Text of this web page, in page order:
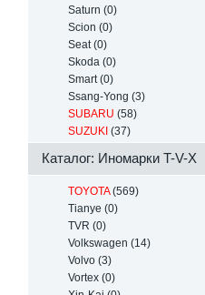
Saturn (0)
Scion (0)
Seat (0)
Skoda (0)
Smart (0)
Ssang-Yong (3)
SUBARU (58)
SUZUKI (37)
Каталог: Иномарки T-V-X
TOYOTA(569)
Tianye (0)
TVR (0)
Volkswagen (14)
Volvo (3)
Vortex (0)